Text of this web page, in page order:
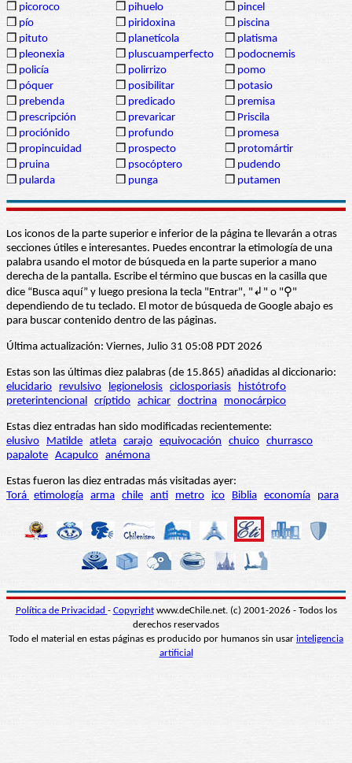
❒ picoroco ❒ pihuelo ❒ pincel
❒ pío ❒ piridoxina ❒ piscina
❒ pituto ❒ planetícola ❒ platisma
❒ pleonexia ❒ pluscuamperfecto ❒ podocnemis
❒ policía ❒ polirrizo ❒ pomo
❒ póquer ❒ posibilitar ❒ potasio
❒ prebenda ❒ predicado ❒ premisa
❒ prescripción ❒ prevaricar ❒ Priscila
❒ prociónido ❒ profundo ❒ promesa
❒ propincuidad ❒ prospecto ❒ protomártir
❒ pruina ❒ psocóptero ❒ pudendo
❒ pularda ❒ punga ❒ putamen
Los iconos de la parte superior e inferior de la página te llevarán a otras
secciones útiles e interesantes. Puedes encontrar la etimología de una
palabra usando el motor de búsqueda en la parte superior a mano
derecha de la pantalla. Escribe el término que buscas en la casilla que
dice “Busca aquí” y luego presiona la tecla "Entrar", "↲" o "⚲"
dependiendo de tu teclado. El motor de búsqueda de Google abajo es
para buscar contenido dentro de las páginas.
Última actualización: Viernes, Julio 31 05:08 PDT 2026
Estas son las últimas diez palabras (de 15.865) añadidas al diccionario:
elucidario
revulsivo legionelosis ciclosporiasis
histótrofo
preterintencional críptido achicar doctrina monocárpico
Estas diez entradas han sido modificadas recientemente:
elusivo
Matilde atleta carajo equivocación chuico churrasco
papalote Acapulco anémona
Estas fueron las diez entradas más visitadas ayer:
Torá etimología arma chile anti metro ico Biblia economía para
Política de Privacidad - Copyrightwww.deChile.net. (c) 2001-2026 - Todos los
derechos reservados
Todo el material en estas páginas es producido por humanos sin usar inteligencia
artificial